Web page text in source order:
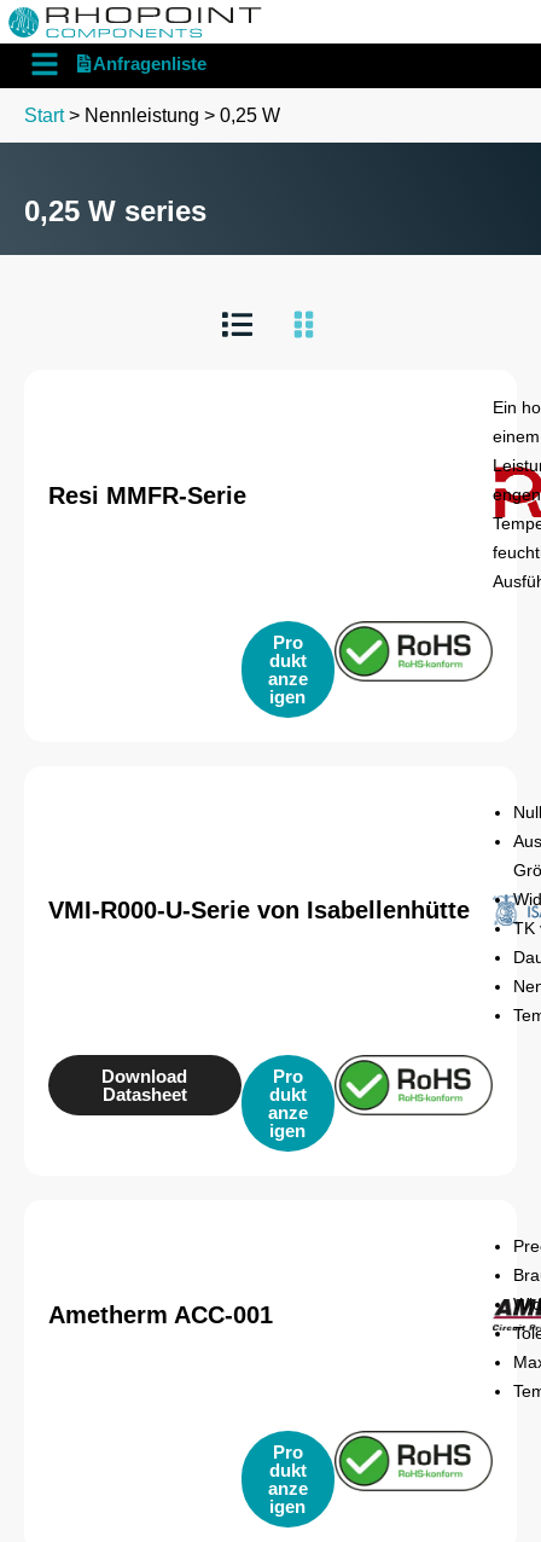
English Deutsch
Anfragenliste
Start> Nennleistung > 0,25 W
0,25 W series
Resi MMFR-Serie
Ein
Pro
dukt
anze
igen
VMI-R000-U-Serie von Isabellenhütte
TK
Pro
dukt
anze
igen
Download
Datasheet
Ametherm ACC-001
Pro
dukt
anze
igen